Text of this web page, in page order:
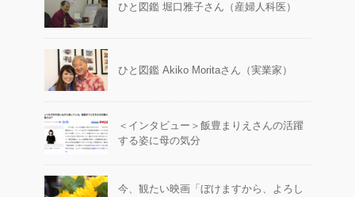
ひと図鑑 堀口雅子さん（産婦人科医）
ひと図鑑 Akiko Moritaさん（実業家）
＜インタビュー＞飯豊まりえさんの活躍
する姿に母の気分
今、観たい映画「ぼけますから、よろし